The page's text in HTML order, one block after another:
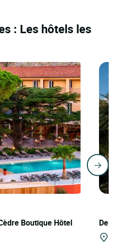
: Les hôtels les
Boutique Hôtel